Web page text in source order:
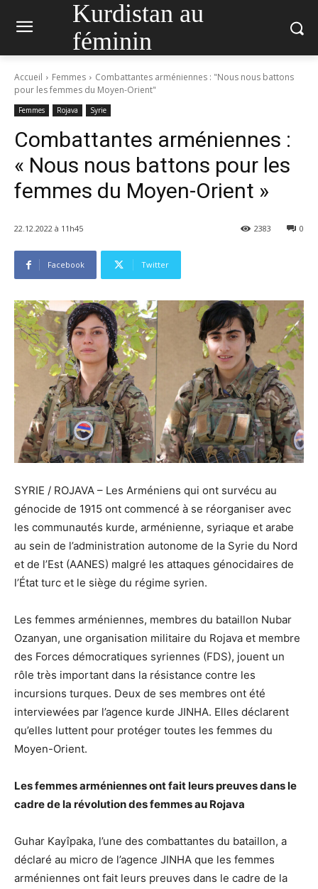
Kurdistan au
féminin
Accueil Femmes
Combattantes arméniennes : "Nous nous battons
pour les femmes du Moyen-Orient"
Femmes Rojava Syrie
Combattantes arméniennes :
« Nous nous battons pour les
femmes du Moyen-Orient »
22.12.2022 à 11h45 0
2383
Facebook Twitter
SYRIE / ROJAVA – Les Arméniens qui ont survécu au
génocide de 1915 ont commencé à se réorganiser avec
les communautés kurde, arménienne, syriaque et arabe
au sein de l’administration autonome de la Syrie du Nord
et de l’Est (AANES) malgré les attaques génocidaires de
l’État turc et le siège du régime syrien.
Les femmes arméniennes, membres du bataillon Nubar
Ozanyan, une organisation militaire du Rojava et membre
des Forces démocratiques syriennes (FDS), jouent un
rôle très important dans la résistance contre les
incursions turques. Deux de ses membres ont été
interviewées par l’agence kurde JINHA. Elles déclarent
qu’elles luttent pour protéger toutes les femmes du
Moyen-Orient.
Les femmes arméniennes ont fait leurs preuves dans le
cadre de la révolution des femmes au Rojava
Guhar Kayîpaka, l’une des combattantes du bataillon, a
déclaré au micro de l’agence JINHA que les femmes
arméniennes ont fait leurs preuves dans le cadre de la